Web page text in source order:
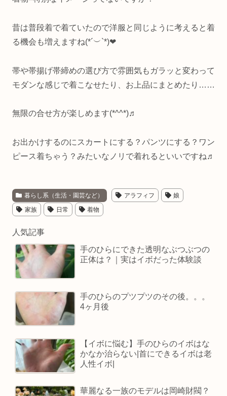
昔は普段着で着ていたので洋服と同じように考えると着
る機会も増えますね(*´︶`*)❤︎
帯や帯揚げ帯締めの選び方で雰囲気もガラッと変わって
モダンな感じで着こなせたり、お上品にまとめたり……
無限の合せ方が楽しめます(*^^*)♬
お出かけするのにスカートにする？パンツにする？ワン
ピース着ちゃう？みたいなノリで着れるといいですね♬
暮らし系（生活・園芸など） アラフィフ 娘
家族 日常 着物
人気記事
手のひらにできた透明なぶつぶつの
正体は？｜実はイボだった体験談
手のひらのプツプツのその後。。。
4ヶ月後
【イボに悩む】手のひらのイボはな
かなか治らない|首にできるイボは老
人性イボ|
華麗なる一族のモデルは岡崎財閥？